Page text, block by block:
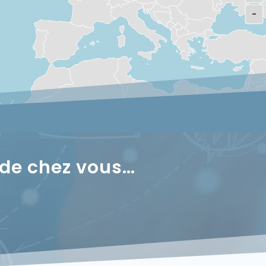
-
chez vous…